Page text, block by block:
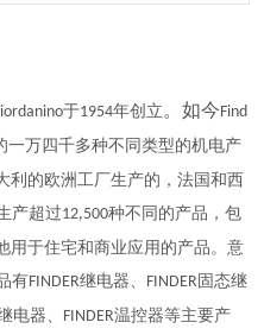
于1954年创立。如今Find
一万四千多种不同类型的机电产
利的欧洲工厂生产的，法国和西
产超过12,500种不同的产品，包
用于住宅和商业应用的产品。意
有FINDER继电器、 FINDER 固态继
电器、 FINDER温控器等主要产